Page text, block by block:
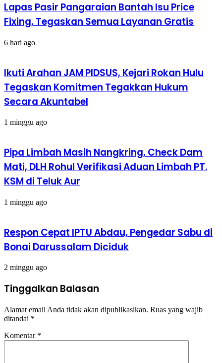
Lapas Pasir Pangaraian Bantah Isu Price
Fixing, Tegaskan Semua Layanan Gratis
6 hari ago
Ikuti Arahan JAM PIDSUS, Kejari Rokan Hulu
Tegaskan Komitmen Tegakkan Hukum
Secara Akuntabel
1 minggu ago
Pipa Limbah Masih Nangkring, Check Dam
Mati, DLH Rohul Verifikasi Aduan Limbah PT.
KSM di Teluk Aur
1 minggu ago
Respon Cepat IPTU Abdau, Pengedar Sabu di
Bonai Darussalam Diciduk
2 minggu ago
Tinggalkan Balasan
Alamat email Anda tidak akan dipublikasikan. Ruas yang wajib
ditandai *
Komentar *